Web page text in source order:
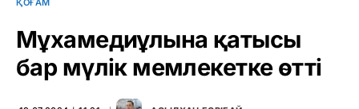
ҚОҒАМ
Мұхамедиұлына қатысы
бар мүлік мемлекетке өтті